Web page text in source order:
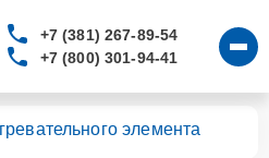
+7 (381) 267-89-54
+7 (800) 301-94-41
элемента